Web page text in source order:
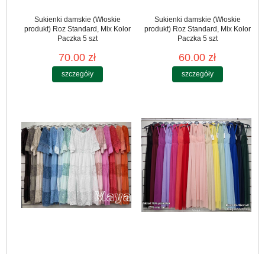
Sukienki damskie (Włoskie
produkt) Roz Standard, Mix Kolor
Paczka 5 szt
70.00 zł
szczegóły
Sukienki damskie (Włoskie
produkt) Roz Standard, Mix Kolor
Paczka 5 szt
60.00 zł
szczegóły